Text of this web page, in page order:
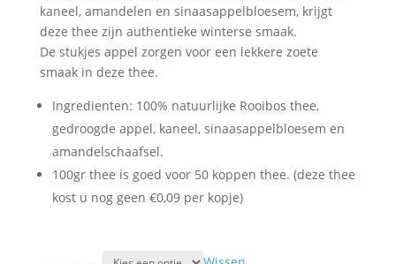
kaneel, amandelen en sinaasappelbloesem, krijgt
deze thee zijn authentieke winterse smaak.
De stukjes appel zorgen voor een lekkere zoete
smaak in deze thee.
Ingredienten: 100% natuurlijke Rooibos thee,
gedroogde appel, kaneel, sinaasappelbloesem en
amandelschaafsel.
100gr thee is goed voor 50 koppen thee. (deze thee
kost u nog geen €0,09 per kopje)